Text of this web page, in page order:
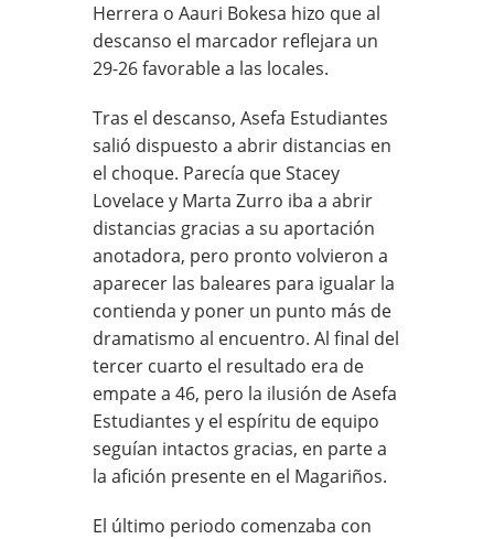
Herrera o Aauri Bokesa hizo que al
descanso el marcador reflejara un
29-26 favorable a las locales.
Tras el descanso, Asefa Estudiantes
salió dispuesto a abrir distancias en
el choque. Parecía que Stacey
Lovelace y Marta Zurro iba a abrir
distancias gracias a su aportación
anotadora, pero pronto volvieron a
aparecer las baleares para igualar la
contienda y poner un punto más de
dramatismo al encuentro. Al final del
tercer cuarto el resultado era de
empate a 46, pero la ilusión de Asefa
Estudiantes y el espíritu de equipo
seguían intactos gracias, en parte a
la afición presente en el Magariños.
El último periodo comenzaba con